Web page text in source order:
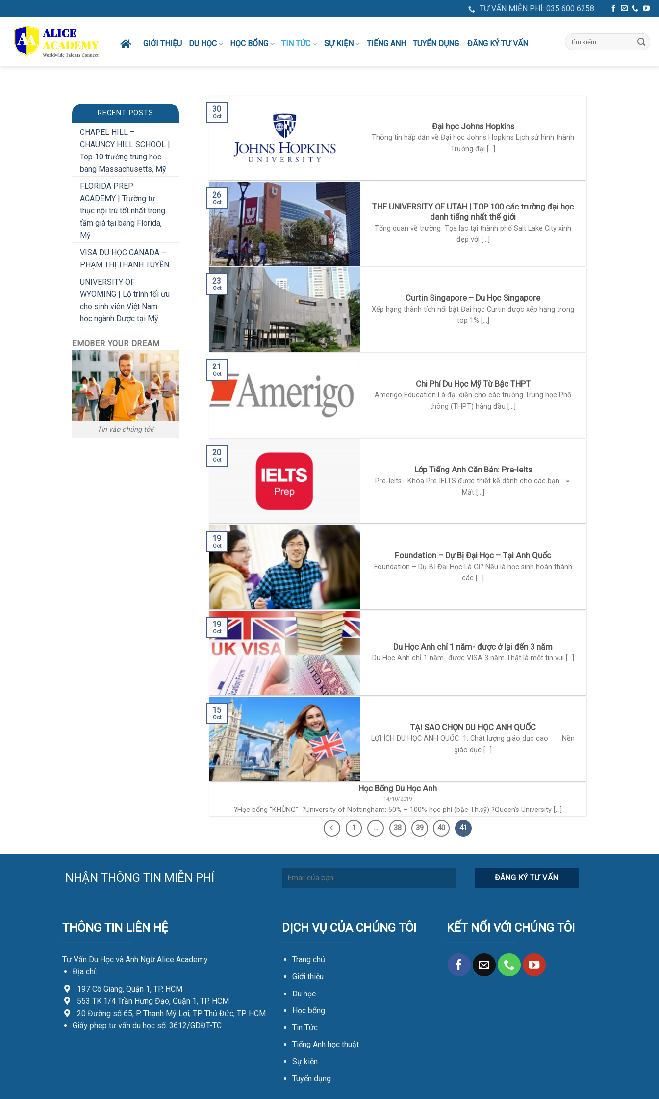
to
content
TƯ VẤN MIỄN PHÍ: 035 600 6258
GIỚI THIỆU DU HỌC HỌC BỔNG TIN TỨC SỰ KIỆN TIẾNG ANH TUYỂN DỤNG ĐĂNG KÝ TƯ VẤN
RECENT POSTS
CHAPEL HILL –
CHAUNCY HILL SCHOOL |
Top 10 trường trung học
bang Massachusetts, Mỹ
FLORIDA PREP
ACADEMY | Trường tư
thục nội trú tốt nhất trong
tầm giá tại bang Florida,
Mỹ
VISA DU HỌC CANADA –
PHẠM THỊ THANH TUYỀN
UNIVERSITY OF
WYOMING | Lộ trình tối ưu
cho sinh viên Việt Nam
học ngành Dược tại Mỹ
EMOBER YOUR DREAM
Tin vào chúng tôi!
Đại học Johns Hopkins
Thông tin hấp dẫn về Đại học Johns Hopkins Lịch sử hình thành
Trường đại [...]
30
Oct
THE UNIVERSITY OF UTAH | TOP 100 các trường đại học
danh tiếng nhất thế giới
Tổng quan về trường Tọa lạc tại thành phố Salt Lake City xinh
đẹp với [...]
26
Oct
Curtin Singapore – Du Học Singapore
Xếp hạng thành tích nổi bật Đai học Curtin được xếp hạng trong
top 1% [...]
23
Oct
Chi Phí Du Học Mỹ Từ Bậc THPT
Amerigo Education Là đại diện cho các trường Trung học Phổ
thông (THPT) hàng đầu [...]
21
Oct
Lớp Tiếng Anh Căn Bản: Pre-Ielts
Pre-Ielts Khóa Pre IELTS được thiết kế dành cho các bạn : ➢
Mất [...]
20
Oct
Foundation – Dự Bị Đại Học – Tại Anh Quốc
Foundation – Dự Bị Đại Học Là Gì? Nếu là học sinh hoàn thành
các [...]
19
Oct
Du Học Anh chỉ 1 năm- được ở lại đến 3 năm
Du Học Anh chỉ 1 năm- được VISA 3 năm Thật là một tin vui [...]
19
Oct
TẠI SAO CHỌN DU HỌC ANH QUỐC
LỢI ÍCH DU HỌC ANH QUỐC 1. Chất lượng giáo dục cao Nền
giáo dục [...]
15
Oct
Học Bổng Du Học Anh
14/10/2019
?Học bổng “KHỦNG” ?University of Nottingham: 50% – 100% học phí (bậc Th.sỹ) ?Queen’s University [...]
1 … 38 39 40 41
NHẬN THÔNG TIN MIỄN PHÍ
THÔNG TIN LIÊN HỆ
Tư Vấn Du Học và Anh Ngữ Alice Academy
Địa chỉ:
197 Cô Giang, Quận 1, TP. HCM
553 TK 1/4 Trần Hưng Đạo, Quận 1, TP. HCM
20 Đường số 65, P. Thạnh Mỹ Lợi, TP. Thủ Đức, TP. HCM
Giấy phép tư vấn du học số: 3612/GDĐT-TC
DỊCH VỤ CỦA CHÚNG TÔI
Trang chủ
Giới thiệu
Du học
Học bổng
Tin Tức
Tiếng Anh học thuật
Sự kiện
Tuyển dụng
KẾT NỐI VỚI CHÚNG TÔI